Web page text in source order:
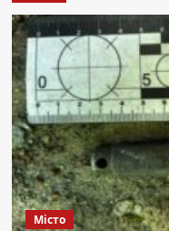
Місто